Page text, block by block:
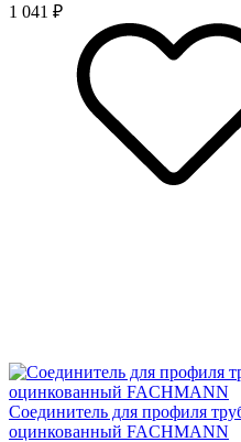
1 041 ₽
Соединитель для профиля
оцинкованный FACHMANN